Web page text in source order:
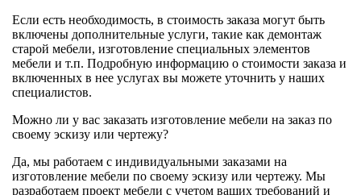
Если есть необходимость, в стоимость заказа могут быть
включены дополнительные услуги, такие как демонтаж
старой мебели, изготовление специальных элементов
мебели и т.п. Подробную информацию о стоимости заказа и
включенных в нее услугах вы можете уточнить у наших
специалистов.
Можно ли у вас заказать изготовление мебели на заказ по
своему эскизу или чертежу?
Да, мы работаем с индивидуальными заказами на
изготовление мебели по своему эскизу или чертежу. Мы
разработаем проект мебели с учетом ваших требований и